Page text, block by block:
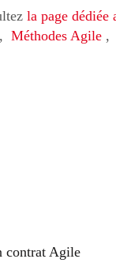
la page dédiée
, Méthodes Agile ,
contrat Agile